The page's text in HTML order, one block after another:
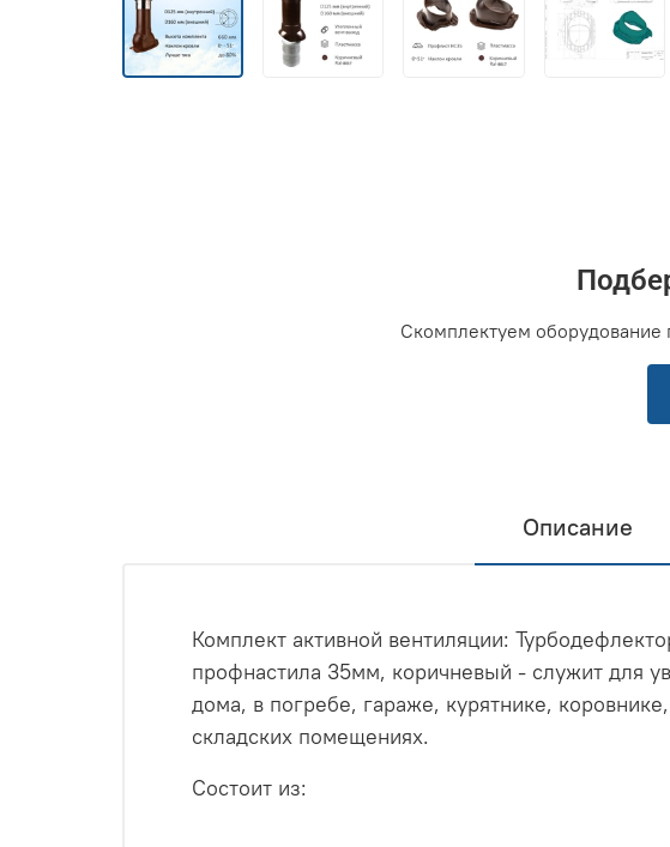
Скомплектуем
Описание
Комплект активной вентиляции:
профнастила 35мм, коричневый - служит для
дома, в погребе, гараже, курятнике,
складских помещениях.
Состоит из: